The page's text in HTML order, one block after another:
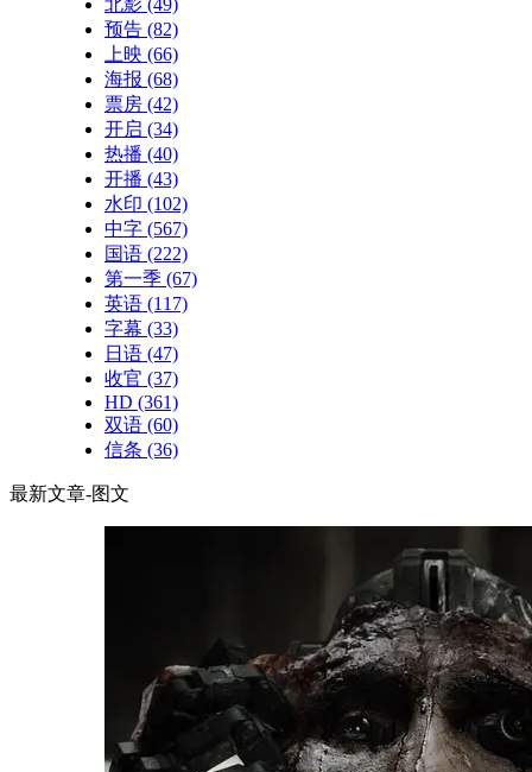
预告 (82)
上映 (66)
海报 (68)
票房 (42)
开启 (34)
热播 (40)
开播 (43)
水印 (102)
中字 (567)
国语 (222)
第一季 (67)
英语 (117)
字幕 (33)
日语 (47)
收官 (37)
HD (361)
双语 (60)
信条 (36)
最新文章-图文